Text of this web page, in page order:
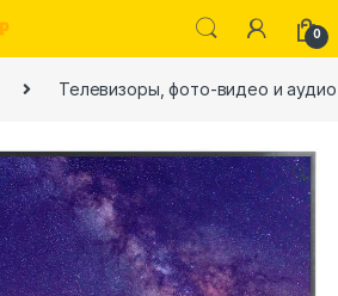
0
Телевизоры, фото-видео и аудио
🔍